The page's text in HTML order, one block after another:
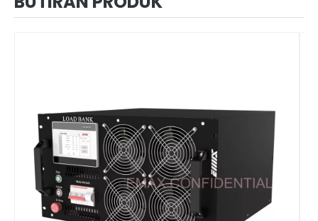
Bank Beban Sejuk Cecair Terendam